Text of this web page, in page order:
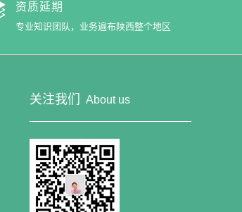
资质延期
专业知识团队，业务遍布陕西整个地区
关注我们 About us